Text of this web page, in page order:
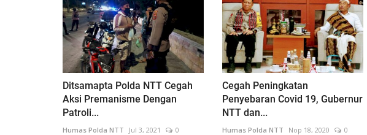
Ditsamapta Polda NTT Cegah
Aksi Premanisme Dengan
Patroli...
Humas Polda NTT Jul 3, 2021
0
Cegah Peningkatan
Penyebaran Covid 19, Gubernur
NTT dan...
Humas Polda NTT Nop 18, 2020
0